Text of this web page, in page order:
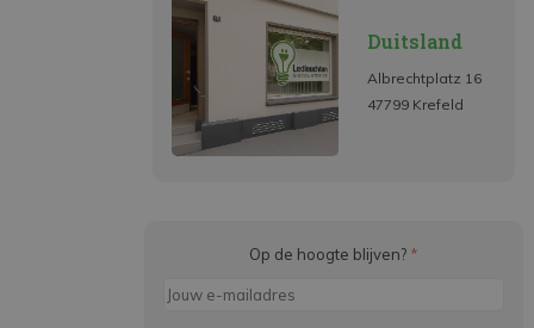
Duitsland
Albrechtplatz 16
47799 Krefeld
Op de hoogte blijven? *